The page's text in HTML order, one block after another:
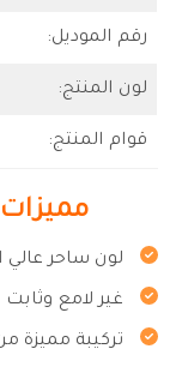
رقم الموديل:
لون المنتج:
قوام المنتج:
مميزات
لون ساحر
غير لامع
تركيبة مميزة